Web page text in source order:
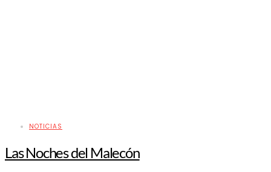
NOTICIAS
Las Noches del Malecón